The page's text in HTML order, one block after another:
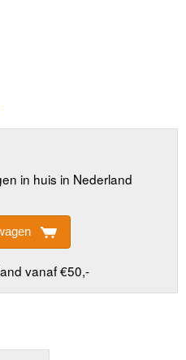
in huis in Nederland
vanaf €50,-